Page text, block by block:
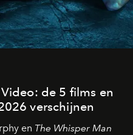
de 5 films en
verschijnen
en The Whisper Man